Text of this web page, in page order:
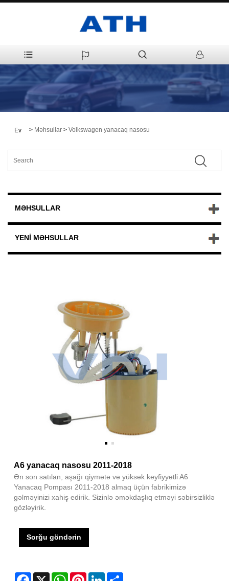
Ev > Məhsullar > Volkswagen yanacaq nasosu
MƏHSULLAR
YENI MƏHSULLAR
A6 yanacaq nasosu 2011-2018
Ən son satılan, aşağı qiymətə və yüksək keyfiyyətli A6
Yanacaq Pompası 2011-2018 almaq üçün fabrikimizə
gəlməyinizi xahiş edirik. Sizinlə əməkdaşlıq etməyi səbirsizliklə
gözləyirik.
Sorğu göndərin
Facebook
X WhatsAppPinterestLinkedIn